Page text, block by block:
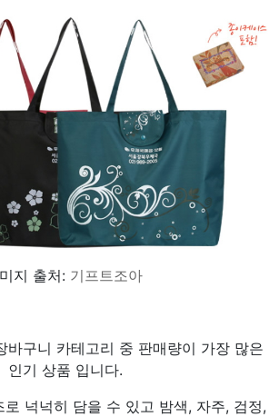
지 출처: 기프트조아
바구니 카테고리 중 판매량이 가장 많은
인기 상품 입니다.
넉넉히 담을 수 있고 밤색, 자주, 검정,